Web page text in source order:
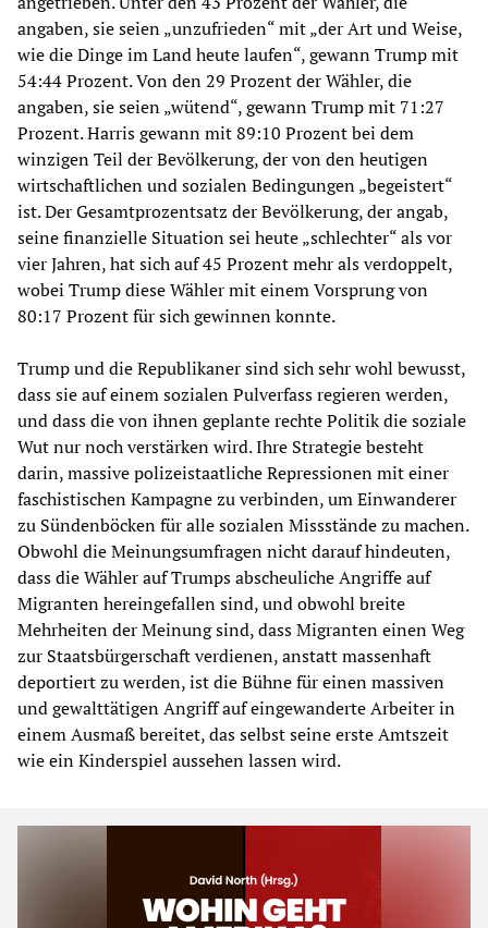
angaben, sie seien „unzufrieden“ mit „der Art und Weise,
wie die Dinge im Land heute laufen“, gewann Trump mit
54:44 Prozent. Von den 29 Prozent der Wähler, die
angaben, sie seien „wütend“, gewann Trump mit 71:27
Prozent. Harris gewann mit 89:10 Prozent bei dem
winzigen Teil der Bevölkerung, der von den heutigen
wirtschaftlichen und sozialen Bedingungen „begeistert“
ist. Der Gesamtprozentsatz der Bevölkerung, der angab,
seine finanzielle Situation sei heute „schlechter“ als vor
vier Jahren, hat sich auf 45 Prozent mehr als verdoppelt,
wobei Trump diese Wähler mit einem Vorsprung von
80:17 Prozent für sich gewinnen konnte.
Trump und die Republikaner sind sich sehr wohl bewusst,
dass sie auf einem sozialen Pulverfass regieren werden,
und dass die von ihnen geplante rechte Politik die soziale
Wut nur noch verstärken wird. Ihre Strategie besteht
darin, massive polizeistaatliche Repressionen mit einer
faschistischen Kampagne zu verbinden, um Einwanderer
zu Sündenböcken für alle sozialen Missstände zu machen.
Obwohl die Meinungsumfragen nicht darauf hindeuten,
dass die Wähler auf Trumps abscheuliche Angriffe auf
Migranten hereingefallen sind, und obwohl breite
Mehrheiten der Meinung sind, dass Migranten einen Weg
zur Staatsbürgerschaft verdienen, anstatt massenhaft
deportiert zu werden, ist die Bühne für einen massiven
und gewalttätigen Angriff auf eingewanderte Arbeiter in
einem Ausmaß bereitet, das selbst seine erste Amtszeit
wie ein Kinderspiel aussehen lassen wird.